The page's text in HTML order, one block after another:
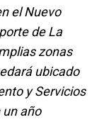
el Nuevo
de La
zonas
ubicado
y Servicios
año